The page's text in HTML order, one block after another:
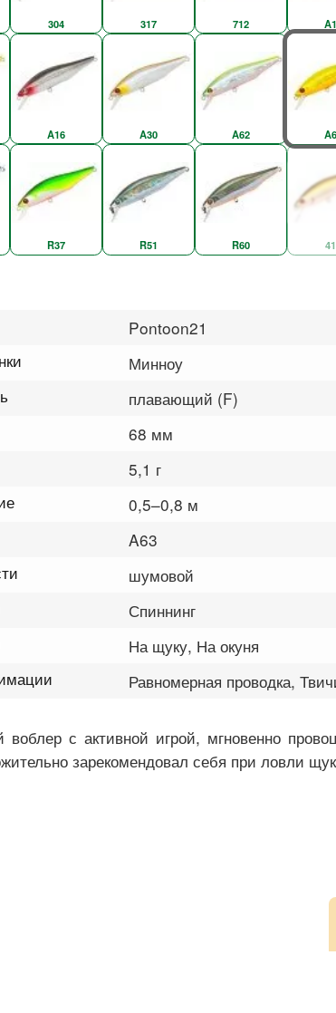
304 317 712
A16 A30 A62
R37 R51 R60
Pontoon21
Минноу
плавающий (F)
68 мм
5,1 г
0,5–0,8 м
A63
шумовой
Спиннинг
На щуку, На окуня
Равномерная проводка,
с активной игрой, мгновенно
зарекомендовал себя при ловли